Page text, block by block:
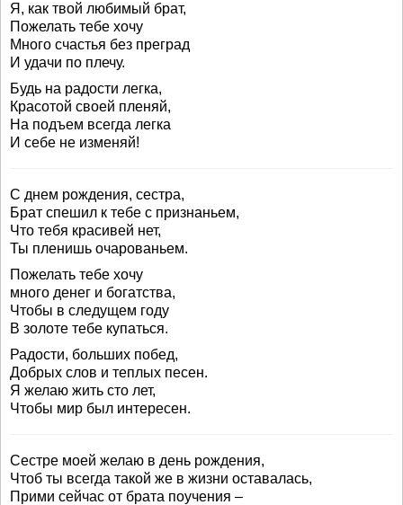
Я, как твой любимый брат,
Пожелать тебе хочу
Много счастья без преград
И удачи по плечу.
Будь на радости легка,
Красотой своей пленяй,
На подъем всегда легка
И себе не изменяй!
С днем рождения, сестра,
Брат спешил к тебе с признаньем,
Что тебя красивей нет,
Ты пленишь очарованьем.
Пожелать тебе хочу
много денег и богатства,
Чтобы в следущем году
В золоте тебе купаться.
Радости, больших побед,
Добрых слов и теплых песен.
Я желаю жить сто лет,
Чтобы мир был интересен.
Сестре моей желаю в день рождения,
Чтоб ты всегда такой же в жизни оставалась,
Прими сейчас от брата поучения –